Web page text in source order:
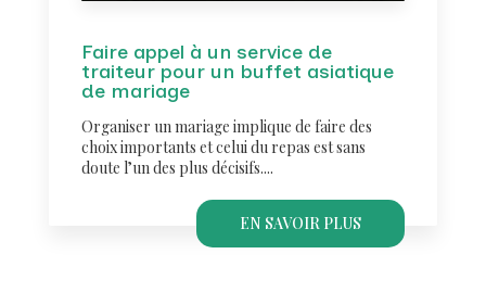
Faire appel à un service de
traiteur pour un buffet asiatique
de mariage
Organiser un mariage implique de faire des
choix importants et celui du repas est sans
doute l’un des plus décisifs....
EN SAVOIR PLUS